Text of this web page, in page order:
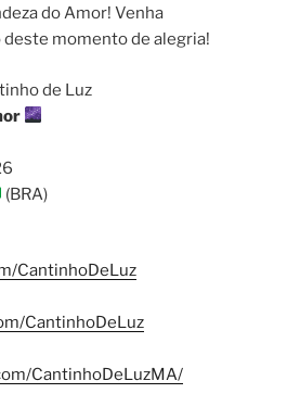
do Amor! Venha
momento de alegria!
de Luz
(BRA)
CantinhoDeLuz
CantinhoDeLuz
CantinhoDeLuzMA/